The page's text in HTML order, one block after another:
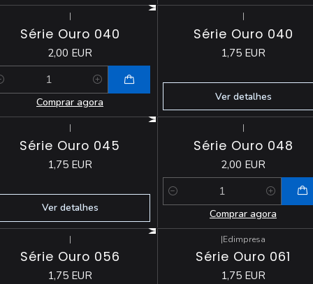
|
Série Ouro 040
2,00 EUR
Comprar agora
|
Série Ouro 040
1,75 EUR
Ver detalhes
|
Série Ouro 045
1,75 EUR
Ver detalhes
|
Série Ouro 048
2,00 EUR
Quantidade
Comprar agora
|
Série Ouro 056
1,75 EUR
|Edimpresa
Série Ouro 061
1,75 EUR